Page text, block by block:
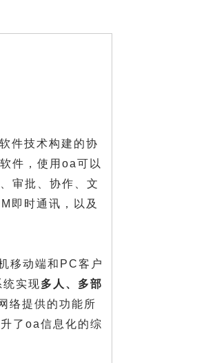
件技术构建的协
件，使用oa可以
审批、协作、文
即时通讯，以及
移动端和PC客户
实现多人、多部
络提供的功能所
了oa信息化的综